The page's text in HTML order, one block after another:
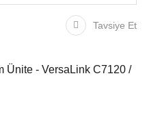
Tavsiye Et
Ünite - VersaLink C7120 /